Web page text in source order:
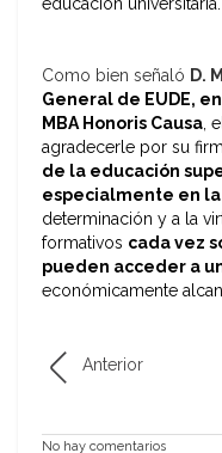
educación universitaria.
Como bien señaló D.
General de EUDE,
MBA Honoris Causa,
agradecerle por su
de la educación
especialmente en
determinación y a la
formativos cada vez
pueden acceder a
económicamente
Anterior
No hay comentarios